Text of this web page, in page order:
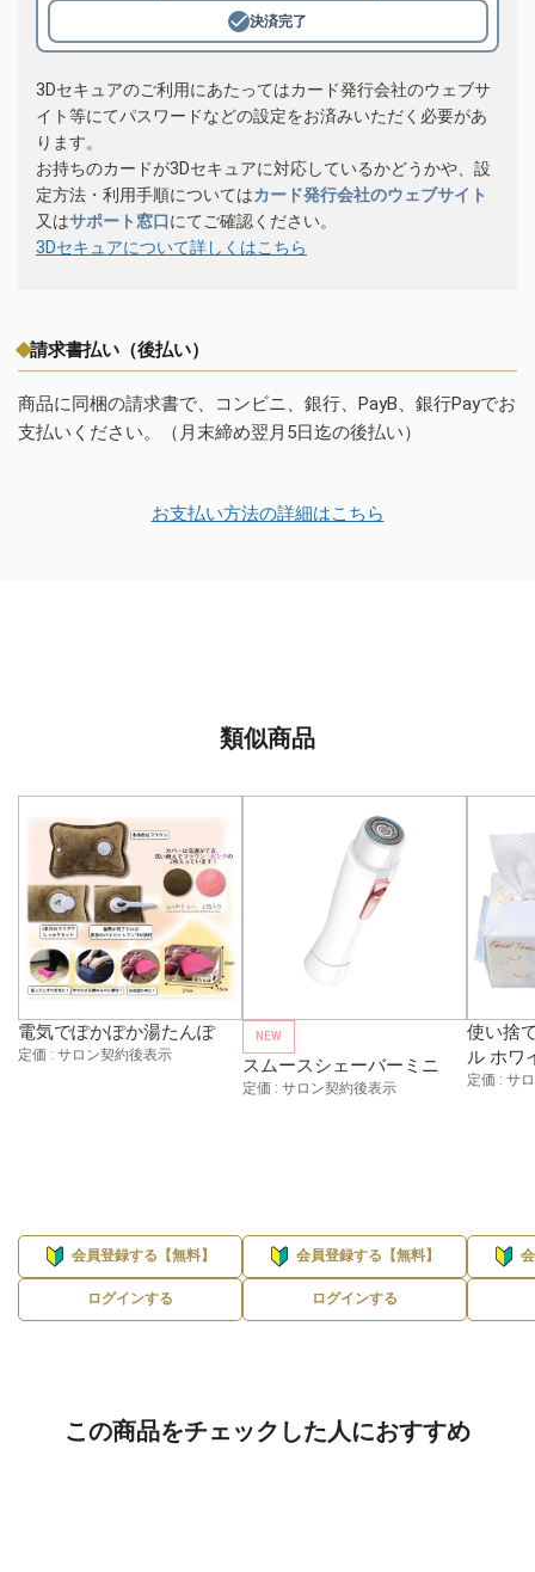
決済完了
3Dセキュアのご利用にあたってはカード発行会社のウェブサ
イト等にてパスワードなどの設定をお済みいただく必要があ
ります。
お持ちのカードが3Dセキュアに対応しているかどうかや、設
定方法・利用手順についてはカード発行会社のウェブサイト
又はサポート窓口にてご確認ください。
3Dセキュアについて詳しくはこちら
請求書払い（後払い）
商品に同梱の請求書で、コンビニ、銀行、PayB、銀行Payでお
支払いください。（月末締め翌月5日迄の後払い）
お支払い方法の詳細はこちら
類似商品
電気でぽかぽか湯たんぽ
定価 : サロン契約後表示
会員登録する【無料】
ログインする
NEW
スムースシェーバーミニ
定価 : サロン契約後表示
会員登録する【無料】
ログインする
使い捨
ル ホワ
定価 : サ
この商品をチェックした人におすすめ